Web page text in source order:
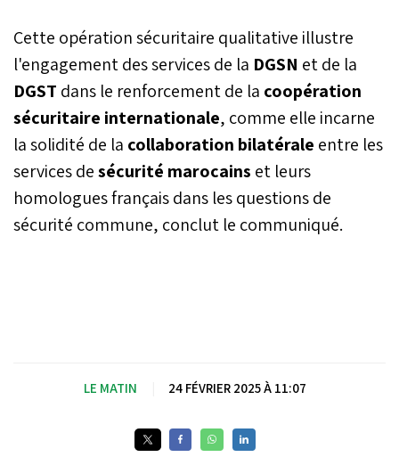
Cette opération sécuritaire qualitative illustre
l'engagement des services de la DGSN et de la
DGST dans le renforcement de la coopération
sécuritaire internationale, comme elle incarne
la solidité de la collaboration bilatérale entre les
services desécurité marocains et leurs
homologues français dans les questions de
sécurité commune, conclut le communiqué.
LE MATIN 24 FÉVRIER 2025 À 11:07